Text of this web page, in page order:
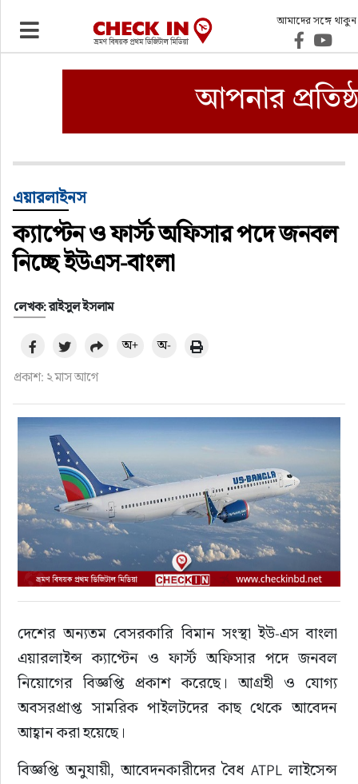
আমাদের সঙ্গে থাকুন
ভ্রমণ
ওটিএ
হোটেল-মোটেল-রিসোর্ট
বিদেশযাত্রা
প্রবাস
ফুড
হজ-ওমরাহ
ভিডিও
আরও
এয়ারলাইনস
ক্যাপ্টেন ও ফার্স্ট অফিসার পদে জনবল
নিচ্ছে ইউএস-বাংলা
লেখক: রাইসুল ইসলাম
প্রকাশ: ২ মাস আগে
অ+ অ-
দেশের অন্যতম বেসরকারি বিমান সংস্থা ইউ-এস বাংলা
এয়ারলাইন্স ক্যাপ্টেন ও ফার্স্ট অফিসার পদে জনবল
নিয়োগের বিজ্ঞপ্তি প্রকাশ করেছে। আগ্রহী ও যোগ্য
অবসরপ্রাপ্ত সামরিক পাইলটদের কাছ থেকে আবেদন
আহ্বান করা হয়েছে।
বিজ্ঞপ্তি অনুযায়ী, আবেদনকারীদের বৈধ ATPL লাইসেন্স